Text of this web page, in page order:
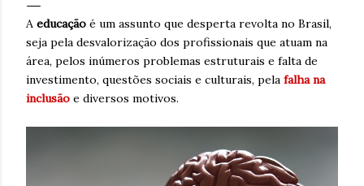
Pelo contrário, que criava mais problemas. Um ano
acreditando em si mesmo e confiando no processo. Um
ano sem fumar cigarro. Um ano. *Ben Oliveira é escritor,
formado em jornalismo . Autor do...
A educação é um assunto que desperta revolta no Brasil,
seja pela desvalorização dos profissionais que atuam na
área, pelos inúmeros problemas estruturais e falta de
investimento, questões sociais e culturais, pela falha na
inclusão e diversos motivos.